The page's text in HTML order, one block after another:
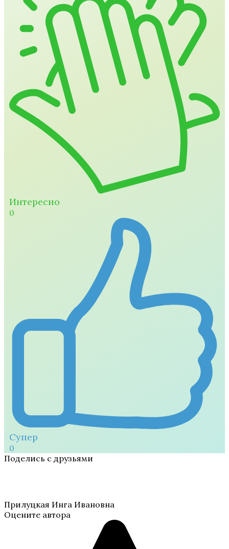
Интересно
0
Супер
0
Поделись с друзьями
Прилуцкая Инга Ивановна
Оцените автора